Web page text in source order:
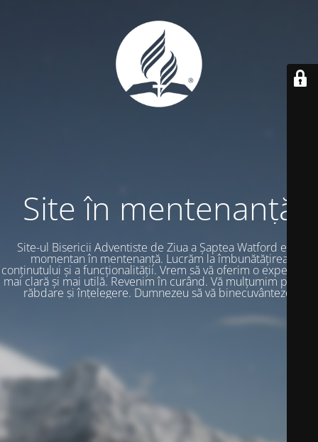
Site în mentenanță
Site-ul Bisericii Adventiste de Ziua a Șaptea Watford este
momentan în mentenanță. Lucrăm la îmbunătățirea
conținutului și a funcționalității. Vrem să vă oferim o experiență
mai clară și mai utilă. Revenim în curând. Vă mulțumim pentru
răbdare și înțelegere. Dumnezeu să vă binecuvânteze.